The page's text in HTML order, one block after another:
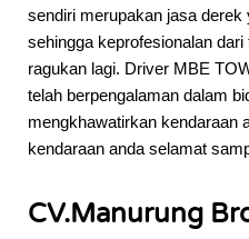
sendiri merupakan jasa derek
sehingga keprofesionalan
ragukan lagi. Driver MBE
telah berpengalaman dalam
mengkhawatirkan kendaraan
kendaraan anda selamat
CV.Manurung